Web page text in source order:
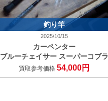
釣り竿
2025/10/15
カーペンター
ブルーチェイサー スーパーコブラ
買取参考価格 54,000円